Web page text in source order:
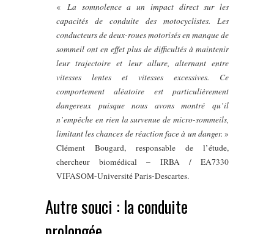
« La somnolence a un impact direct sur les
capacités de conduite des motocyclistes. Les
conducteurs de deux-roues motorisés en manque de
sommeil ont en effet plus de difficultés à maintenir
leur trajectoire et leur allure, alternant entre
vitesses lentes et vitesses excessives. Ce
comportement aléatoire est particulièrement
dangereux puisque nous avons montré qu’il
n’empêche en rien la survenue de micro-sommeils,
limitant les chances de réaction face à un danger. »
Clément Bougard, responsable de l’étude,
chercheur biomédical – IRBA / EA7330
VIFASOM-Université Paris-Descartes.
Autre souci : la conduite